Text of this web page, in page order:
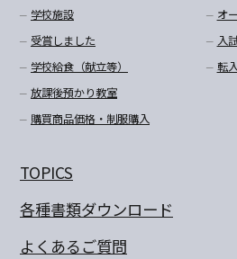
学校施設
受賞しました
学校給食（献立等）
放課後預かり教室
購買商品価格・制服購入
オ
入
転
TOPICS
各種書類ダウンロード
よくあるご質問